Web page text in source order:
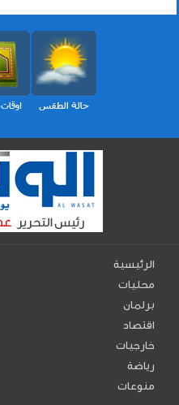
الرئيسية
محليات
برلمان
اقتصاد
خارجيات
رياضة
منوعات